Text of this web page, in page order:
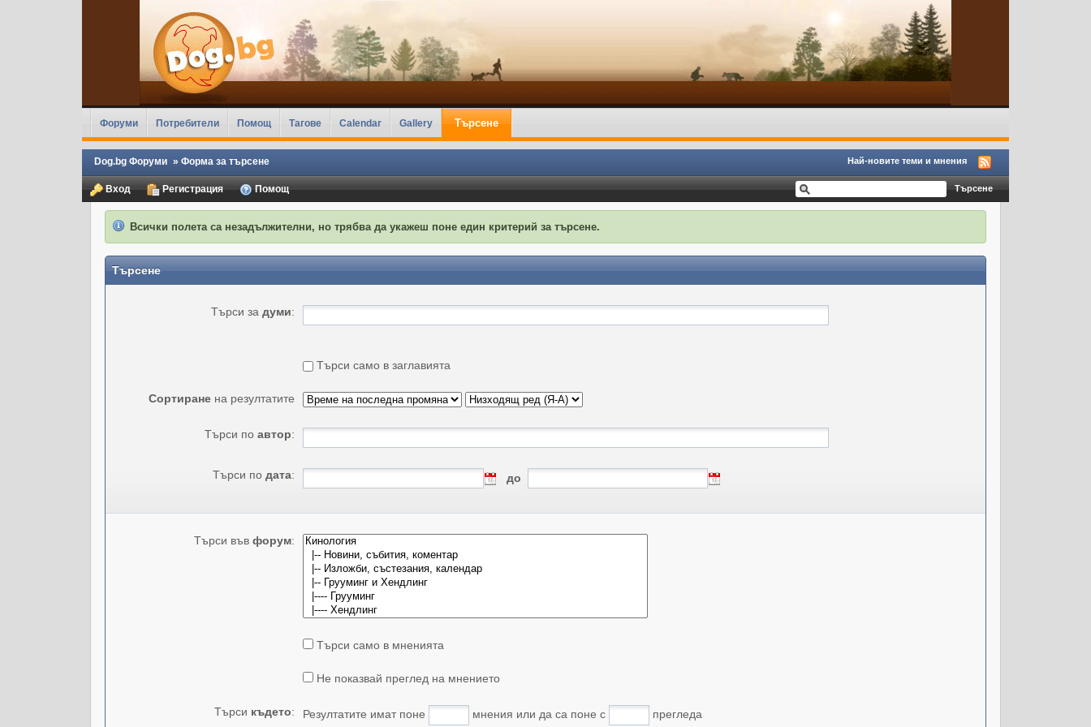
Форуми Потребители Помощ Тагове Calendar Gallery Търсене
Dog.bg Форуми » Форма за търсене Най-новите теми и мнения
Вход Регистрация Помощ
Всички полета са незадължителни, но трябва да укажеш поне един критерий за търсене.
Търсене
Търси за думи:
Търси само в заглавията
Сортиранена резултатите
Търси по автор:
Търси по дата: до
Търси във форум:
Търси само в мненията
Не показвай преглед на мнението
Търси където: Резултатите имат поне мнения или да са поне с прегледа